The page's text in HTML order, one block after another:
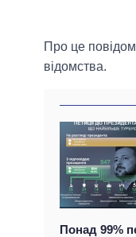
Про це
відомства.
Понад 99%